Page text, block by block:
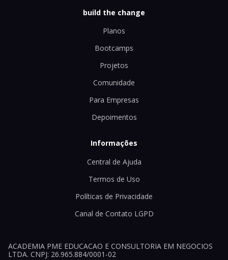
build the change
Planos
Bootcamps
Projetos
Comunidade
Para Empresas
Depoimentos
Informações
Central de Ajuda
Termos de Uso
Políticas de Privacidade
Canal de Contato LGPD
ACADEMIA PME EDUCACAO E CONSULTORIA EM NEGOCIOS
LTDA. CNPJ: 26.965.884/0001-02